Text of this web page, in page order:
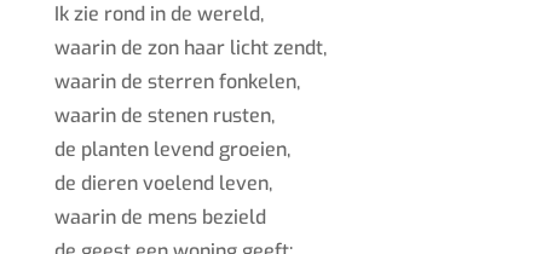
Ik zie rond in de wereld,
waarin de zon haar licht zendt,
waarin de sterren fonkelen,
waarin de stenen rusten,
de planten levend groeien,
de dieren voelend leven,
waarin de mens bezield